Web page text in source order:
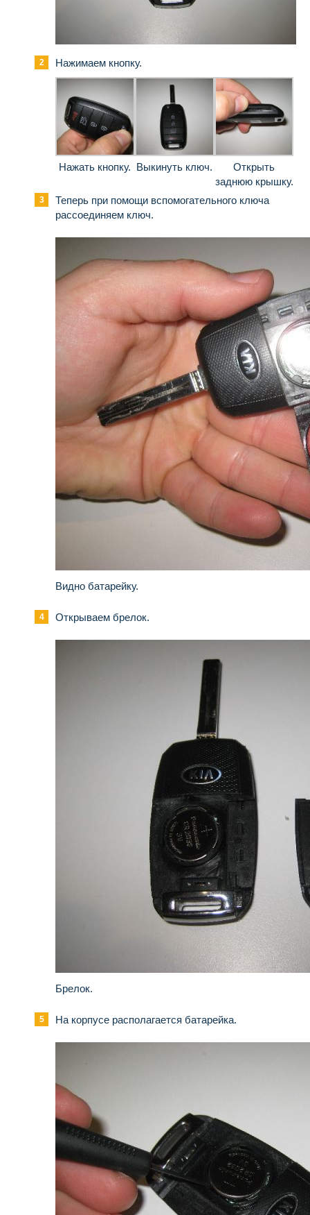
Нажимаем кнопку.
Нажать кнопку. Выкинуть ключ.
Открыть
заднюю крышку.
Теперь при помощи вспомогательного ключа
рассоединяем ключ.
Видно батарейку.
Открываем брелок.
Брелок.
На корпусе располагается батарейка.